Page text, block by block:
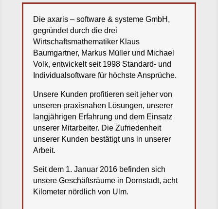
Die axaris – software & systeme GmbH,
gegründet durch die drei
Wirtschaftsmathematiker Klaus
Baumgartner, Markus Müller und Michael
Volk, entwickelt seit 1998 Standard- und
Individualsoftware für höchste Ansprüche.
Unsere Kunden profitieren seit jeher von
unseren praxisnahen Lösungen, unserer
langjährigen Erfahrung und dem Einsatz
unserer Mitarbeiter. Die Zufriedenheit
unserer Kunden bestätigt uns in unserer
Arbeit.
Seit dem 1. Januar 2016 befinden sich
unsere Geschäftsräume in Dornstadt, acht
Kilometer nördlich von Ulm.